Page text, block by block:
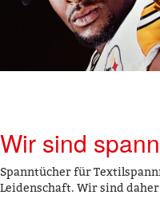
Wir sind
Spanntücher für
Leidenschaft. Wir sind